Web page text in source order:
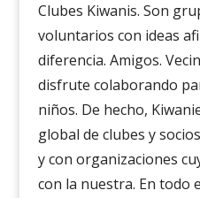
Clubes Kiwanis. Son
voluntarios con ideas
diferencia. Amigos.
disfrute colaborando
niños. De hecho,
global de clubes y
y con organizaciones
con la nuestra. En todo